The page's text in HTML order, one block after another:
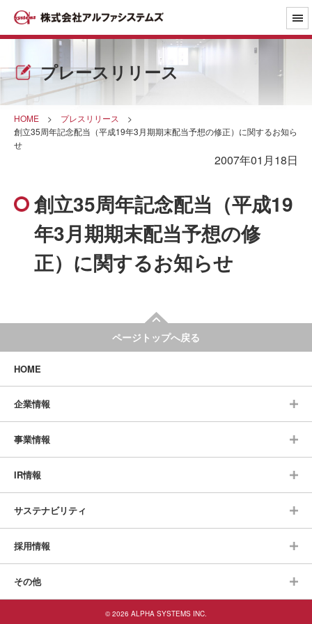
プレースリリース
HOME > プレスリリース
>
創立35周年記念配当（平成19年3月期期末配当予想の修正）に関するお知ら
せ
2007年01月18日
創立35周年記念配当（平成19
年3月期期末配当予想の修
正）に関するお知らせ
ページトップへ戻る
HOME
企業情報
事業情報
IR情報
サステナビリティ
採用情報
その他
© 2026 ALPHA SYSTEMS INC.